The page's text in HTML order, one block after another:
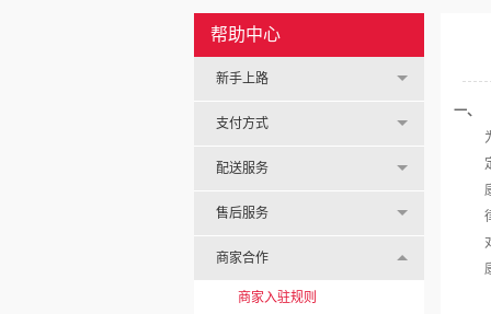
帮助中心
新手上路
支付方式
配送服务
售后服务
商家合作
商家入驻规则
一、